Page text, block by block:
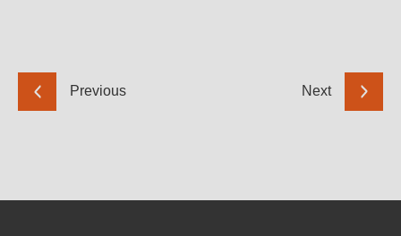
Previous Next